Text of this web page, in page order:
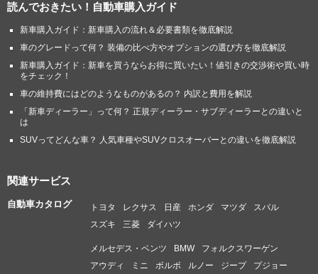
読んでおきたい！自動車購入ガイド
新車購入ガイド：新車購入の流れ＆必要書類を徹底解説
車のグレードって何？ 装備の比べ方やオプションの選び方を徹底解説
新車購入ガイド：新車を買うならお得に買いたい！値引きの交渉術や買い時
をチェック！
車の維持費にはどのようなものがあるの？ 内訳と費用を解説
「新車ディーラー」って何？ 正規ディーラー・サブディーラーとの違いと
は
SUVってどんな車？ 人気車種やSUVクロスオーバーとの違いを徹底解説
関連サービス
自動車カタログ トヨタ レクサス 日産 ホンダ マツダ
スバル
スズキ
三菱 ダイハツ
メルセデス・ベンツ BMW
フォルクスワーゲン
アウディ
ミニ ボルボ ルノー ジープ プジョー